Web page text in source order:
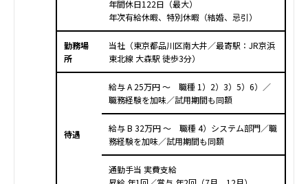
年間休日122日（最大）
年次有給休暇、特別休暇（結婚、忌引）
勤務場
所
当社（東京都品川区南大井／最寄駅：JR京浜
東北線 大森駅 徒歩3分）
待遇
給与 A 25万円 ～ 職種 1）2）3）5）6）／
職務経験を加味／試用期間も同額
給与 B 32万円 ～ 職種 4）システム部門／職
務経験を加味／試用期間も同額
通勤手当 実費支給